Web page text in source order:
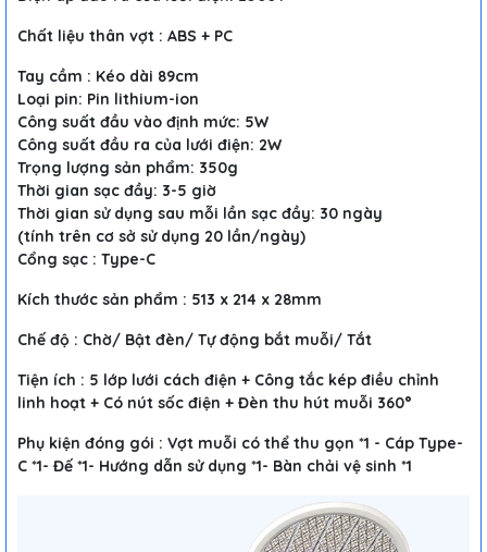
Chất liệu thân vợt : ABS + PC
Tay cầm : Kéo dài 89cm
Loại pin: Pin lithium-ion
Công suất đầu vào định mức: 5W
Công suất đầu ra của lưới điện: 2W
Trọng lượng sản phẩm: 350g
Thời gian sạc đầy: 3-5 giờ
Thời gian sử dụng sau mỗi lần sạc đầy: 30 ngày
(tính trên cơ sở sử dụng 20 lần/ngày)
Cổng sạc : Type-C
Kích thước sản phẩm : 513 x 214 x 28mm
Chế độ : Chờ/ Bật đèn/ Tự động bắt muỗi/ Tắt
Tiện ích : 5 lớp lưới cách điện + Công tắc kép điều chỉnh
linh hoạt + Có nút sốc điện + Đèn thu hút muỗi 360°
Phụ kiện đóng gói : Vợt muỗi có thể thu gọn *1 - Cáp Type-
C *1- Đế *1- Hướng dẫn sử dụng *1- Bàn chải vệ sinh *1